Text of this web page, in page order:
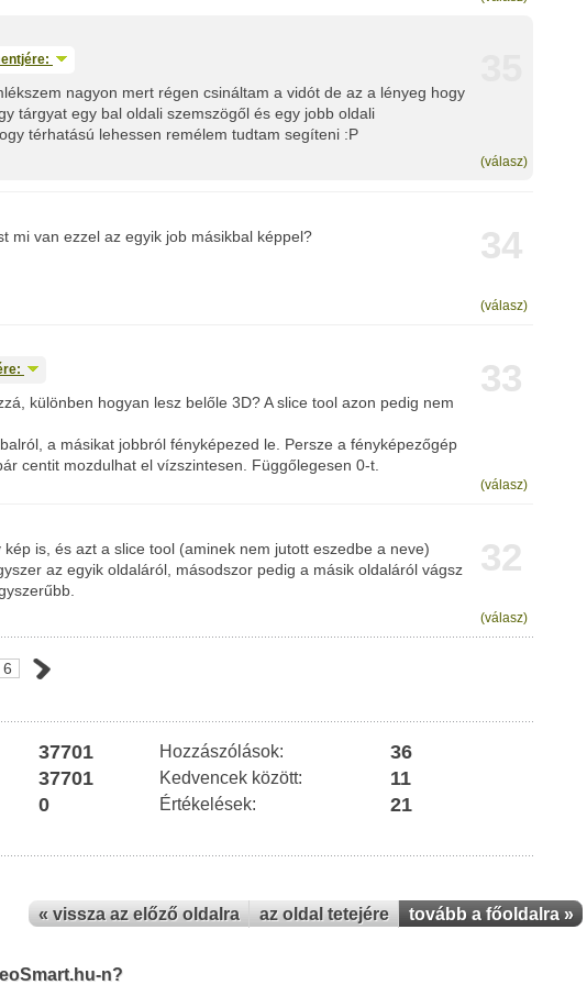
nagyon mert régen csináltam a vidót de az a lényeg hogy
tárgyat egy bal oldali szemszögől és egy jobb oldali
térhatású lehessen remélem tudtam segíteni :P
(válasz)
34
mi van ezzel az egyik job másikbal képpel?
(válasz)
33
különben hogyan lesz belőle 3D? A slice tool azon pedig nem
a másikat jobbról fényképezed le. Persze a fényképezőgép
centit mozdulhat el vízszintesen. Függőlegesen 0-t.
(válasz)
32
kép is, és azt a slice tool (aminek nem jutott eszedbe a neve)
az egyik oldaláról, másodszor pedig a másik oldaláról vágsz
(válasz)
6
37701 Hozzászólások: 36
37701 Kedvencek között: 11
0 Értékelések: 21
« vissza az előző oldalra az oldal tetejére tovább a főoldalra »
n?